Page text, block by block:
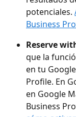
potenciales.
Business
Reserve
que la
en tu
Profile. En
en Google
Business